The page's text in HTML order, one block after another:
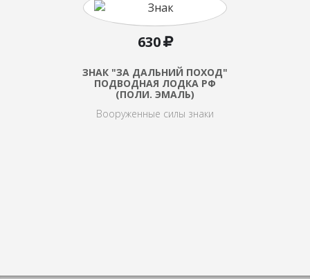
630
ЗНАК "ЗА ДАЛЬНИЙ ПОХОД"
ПОДВОДНАЯ ЛОДКА РФ
(ПОЛИ. ЭМАЛЬ)
Вооруженные силы знаки